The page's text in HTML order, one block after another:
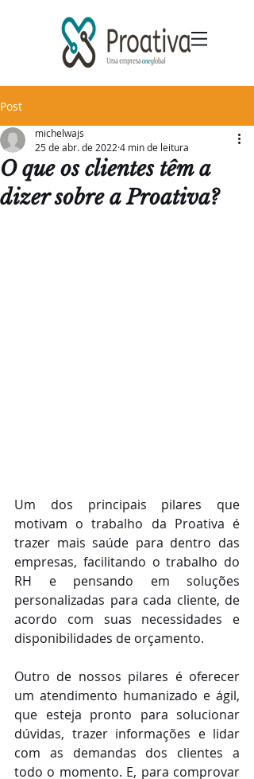
Post
O que os clientes têm a
dizer sobre a Proativa?
michelwajs
25 de abr. de 2022 4 min de leitura
Um dos principais pilares que
motivam o trabalho da Proativa é
trazer mais saúde para dentro das
empresas, facilitando o trabalho do
RH e pensando em soluções
personalizadas para cada cliente, de
acordo com suas necessidades e
disponibilidades de orçamento.
Outro de nossos pilares é oferecer
um atendimento humanizado e ágil,
que esteja pronto para solucionar
dúvidas, trazer informações e lidar
com as demandas dos clientes a
todo o momento. E, para comprovar